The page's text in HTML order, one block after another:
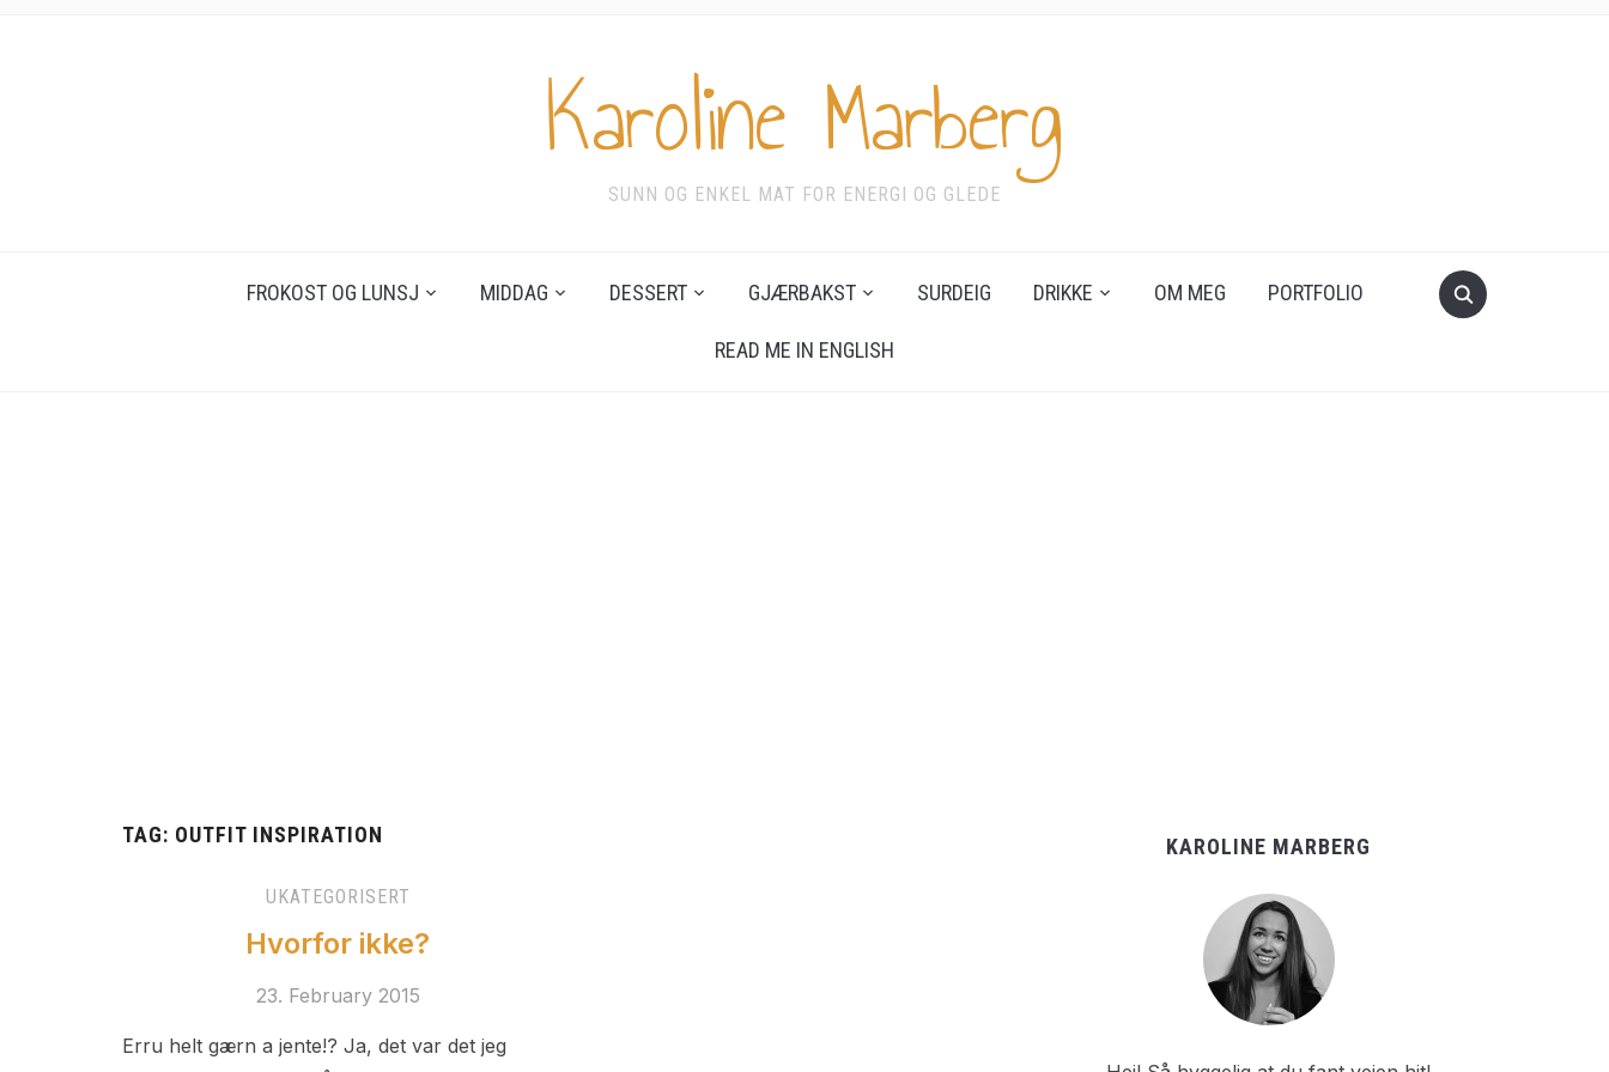
Karoline Marberg
SUNN OG ENKEL MAT FOR ENERGI OG GLEDE
FROKOST OG LUNSJ MIDDAG DESSERT GJÆRBAKST SURDEIG DRIKKE OM MEG PORTFOLIO
READ ME IN ENGLISH
TAG: OUTFIT INSPIRATION
UKATEGORISERT
Hvorfor ikke?
23. February 2015
Erru helt gærn a jente!? Ja, det var det jeg
KAROLINE MARBERG